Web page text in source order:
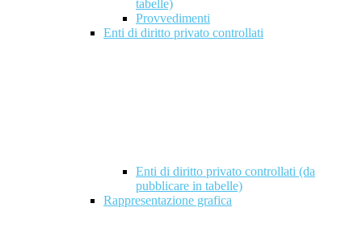
tabelle)
Provvedimenti
Enti di diritto privato controllati
Enti di diritto privato controllati (da
pubblicare in tabelle)
Rappresentazione grafica